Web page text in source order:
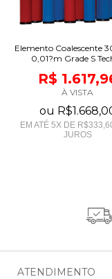
Elemento Coalescente
0,01?m Grade S
R$
À VISTA
ou
EM ATÉ 5X DE
JUROS
ATENDIMENTO